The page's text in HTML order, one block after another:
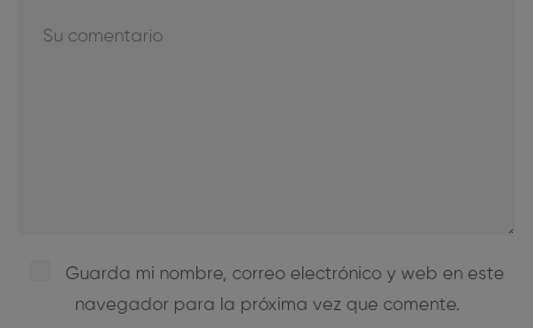
Guarda mi nombre, correo electrónico y web en este
navegador para la próxima vez que comente.